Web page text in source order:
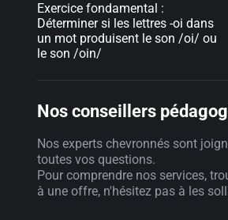
Exercice fondamental :
Déterminer si les lettres -oi dans
un mot produisent le son /oi/ ou
le son /oin/
Nos conseillers
Nos experts chevronnés sont
toutes vos questions.
Pour comprendre nos services,
à une offre, n'hésitez pas à les